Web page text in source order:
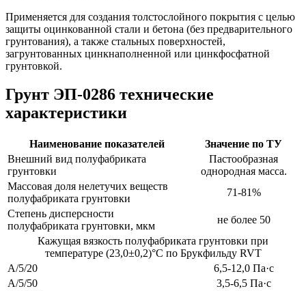
Применяется для создания толстослойного покрытия с целью
защиты оцинкованной стали и бетона (без предварительного
грунтования), а также стальных поверхностей,
загрунтованных цинкнаполненной или цинкфосфатной
грунтовкой.
Грунт ЭП-0286 технические
характеристики
Наименование показателей
Значение по ТУ
Внешний вид полуфабриката
грунтовки
Пастообразная
однородная масса.
Массовая доля нелетучих веществ
полуфабриката грунтовки
71-81%
Степень дисперсности
полуфабриката грунтовки, мкм
не более 50
Кажущая вязкость полуфабриката грунтовки при
температуре (23,0±0,2)°С по Брукфильду RVT
А/5/20
6,5-12,0 Па·с
А/5/50
3,5-6,5 Па·с